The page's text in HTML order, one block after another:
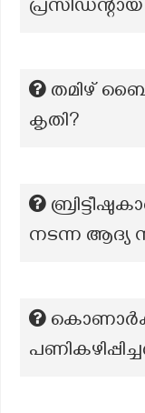
പ്രസിഡന്റായ
തമിഴ്
കൃതി?
നടന്ന ആദ്യ